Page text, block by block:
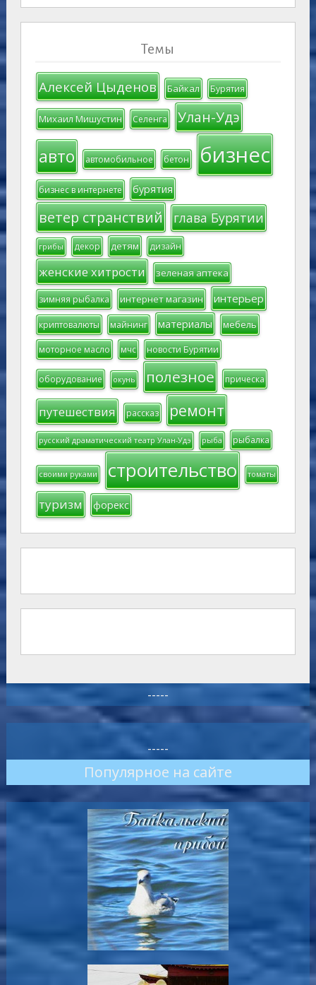
Темы
Алексей Цыденов Байкал Бурятия
Михаил Мишустин Селенга Улан-Удэ
авто автомобильное бетон бизнес
бизнес в интернете бурятия
ветер странствий глава Бурятии
грибы декор детям дизайн
женские хитрости зеленая аптека
зимняя рыбалка интернет магазин интерьер
криптовалюты майнинг материалы мебель
моторное масло мчс новости Бурятии
оборудование окунь полезное прическа
путешествия рассказ ремонт
русский драматический театр Улан-Удэ рыба рыбалка
своими руками строительство томаты
туризм форекс
-----
-----
Популярное на сайте